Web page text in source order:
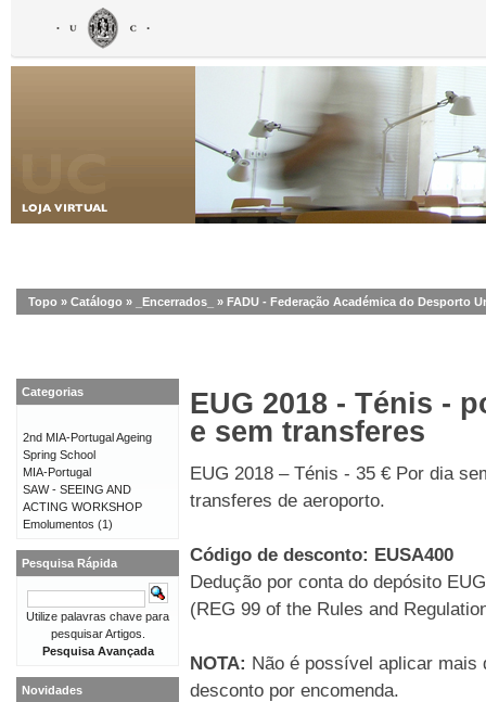
Topo » Catálogo » _Encerrados_ » FADU - Federação Académica do Desporto
EUG 2018 - Ténis -
e sem transferes
EUG 2018 – Ténis - 35 € Por dia
transferes de aeroporto.
Código de desconto: EUSA400
Dedução por conta do depósito
(REG 99 of the Rules and
NOTA: Não é possível aplicar mais
desconto por encomenda.
Categorias
2nd MIA-Portugal Ageing
Spring School
MIA-Portugal
SAW - SEEING AND
ACTING WORKSHOP
Emolumentos (1)
Pesquisa Rápida
Utilize palavras chave para
pesquisar Artigos.
Pesquisa Avançada
Novidades